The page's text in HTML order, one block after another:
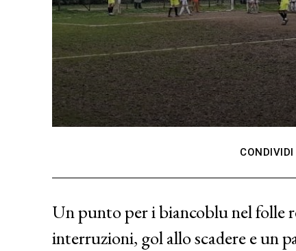
CONDIVIDI
Un punto per i biancoblu nel folle
interruzioni, gol allo scadere e un